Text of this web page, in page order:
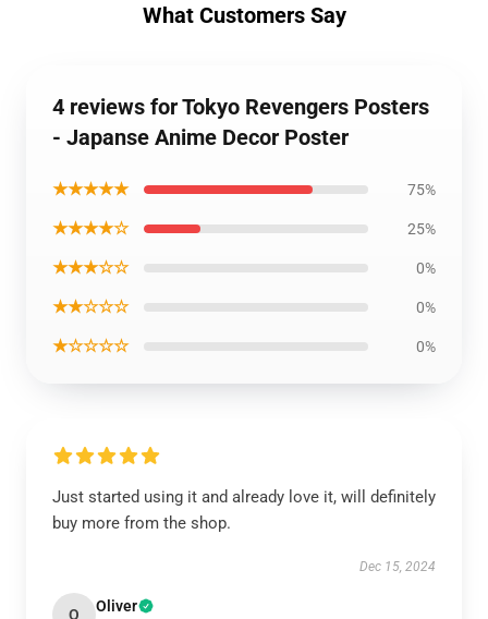
What Customers Say
4 reviews for Tokyo Revengers Posters
- Japanse Anime Decor Poster
★★★★★ 75%
★★★★☆ 25%
★★★☆☆ 0%
★★☆☆☆ 0%
★☆☆☆☆ 0%
Just started using it and already love it, will definitely
buy more from the shop.
Dec 15, 2024
O Oliver